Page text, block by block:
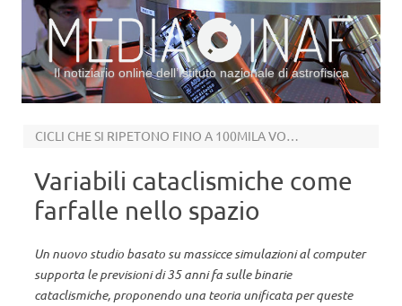
Il notiziario online dell’Istituto nazionale di astrofisica
CICLI CHE SI RIPETONO FINO A 100MILA VOLTE, PER MILIARDI DI ANNI
Variabili cataclismiche come
farfalle nello spazio
Un nuovo studio basato su massicce simulazioni al computer
supporta le previsioni di 35 anni fa sulle binarie
cataclismiche, proponendo una teoria unificata per queste